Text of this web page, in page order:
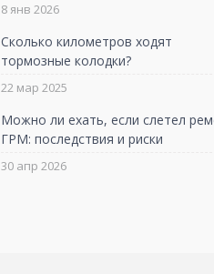
8 янв 2026
Сколько километров ходят
тормозные колодки?
22 мар 2025
Можно ли ехать, если слетел
ГРМ: последствия и риски
30 апр 2026